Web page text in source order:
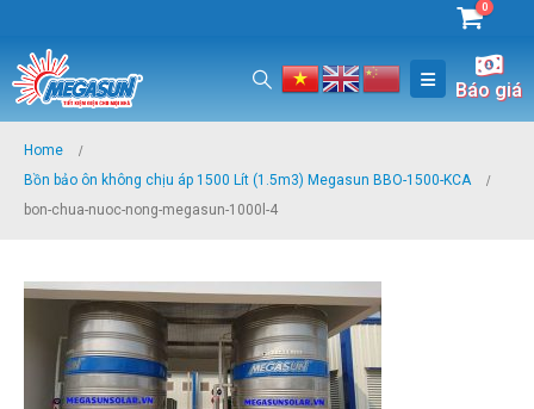
0
Báo giá
Home
Bồn bảo ôn không chịu áp 1500 Lít (1.5m3) Megasun BBO-1500-KCA
bon-chua-nuoc-nong-megasun-1000l-4